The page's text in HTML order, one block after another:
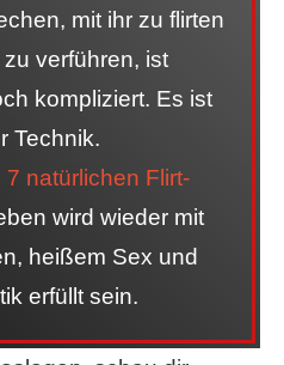
mit ihr zu flirten
verführen, ist
kompliziert. Es ist
Technik.
7 natürlichen Flirt-
wird wieder mit
heißem Sex und
erfüllt sein.